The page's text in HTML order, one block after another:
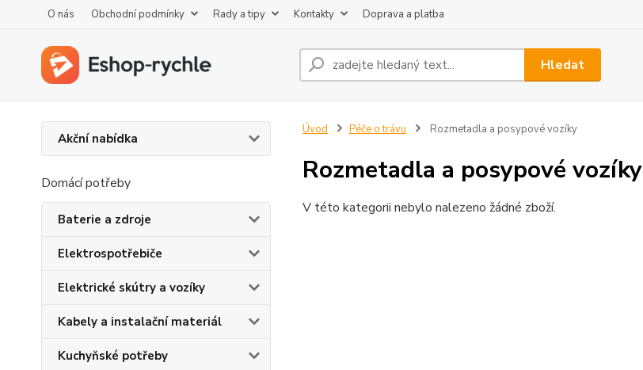
O nás Obchodní podmínky Rady a tipy Kontakty Doprava a platba
Hledat
Akční nabídka
Domácí potřeby
Baterie a zdroje
Elektrospotřebiče
Elektrické skútry a vozíky
Kabely a instalační materiál
Kuchyňské potřeby
Úvod Péče o trávu Rozmetadla a posypové vozíky
Rozmetadla a posypové vozíky
V této kategorii nebylo nalezeno žádné zboží.